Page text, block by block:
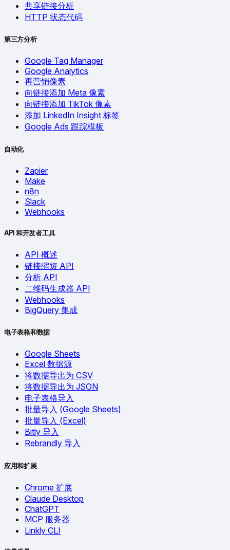
共享链接分析
HTTP 状态代码
第三方分析
Google Tag Manager
Google Analytics
再营销像素
向链接添加 Meta 像素
向链接添加 TikTok 像素
添加 LinkedIn Insight 标签
Google Ads 跟踪模板
自动化
Zapier
Make
n8n
Slack
Webhooks
API 和开发者工具
API 概述
链接缩短 API
分析 API
二维码生成器 API
Webhooks
BigQuery 集成
电子表格和数据
Google Sheets
Excel 数据源
将数据导出为 CSV
将数据导出为 JSON
电子表格导入
批量导入 (Google Sheets)
批量导入 (Excel)
Bitly 导入
Rebrandly 导入
应用和扩展
Chrome 扩展
Claude Desktop
ChatGPT
MCP 服务器
Linkly CLI